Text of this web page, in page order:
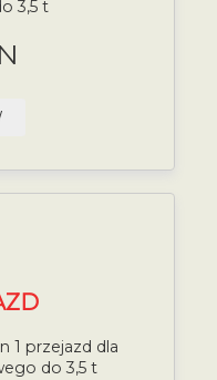
3,5 t
1 przejazd dla
do 3,5 t